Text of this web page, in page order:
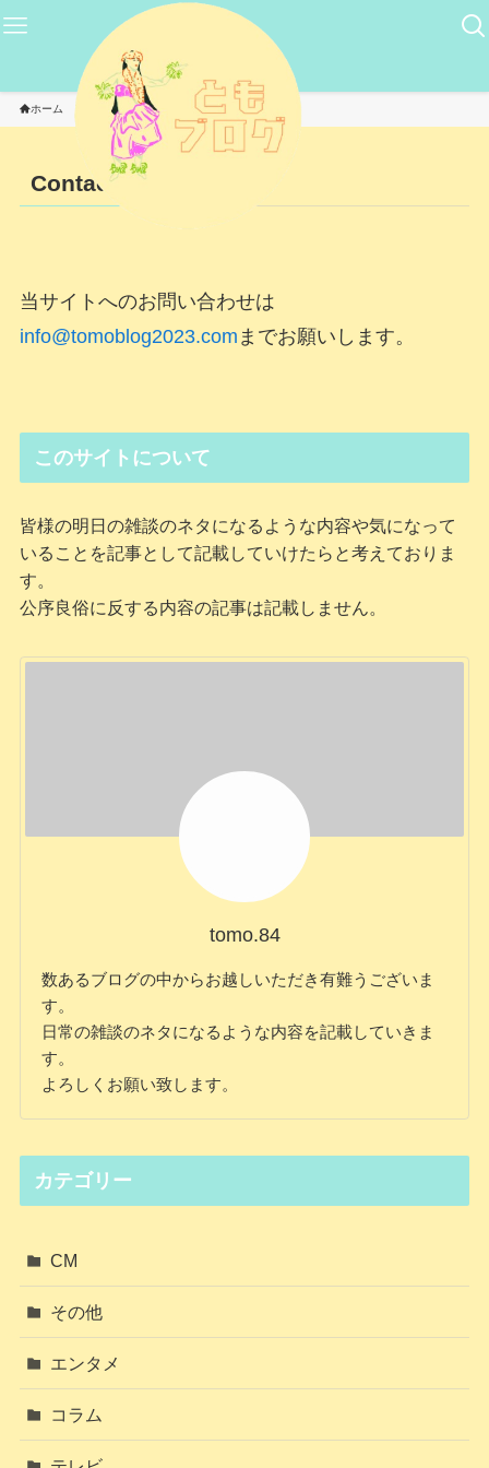
ホーム Contact
Contact
当サイトへのお問い合わせは
info@tomoblog2023.com までお願いします。
このサイトについて
皆様の明日の雑談のネタになるような内容や気になって
いることを記事として記載していけたらと考えておりま
す。
公序良俗に反する内容の記事は記載しません。
tomo.84
数あるブログの中からお越しいただき有難うございま
す。
日常の雑談のネタになるような内容を記載していきま
す。
よろしくお願い致します。
カテゴリー
CM
その他
エンタメ
コラム